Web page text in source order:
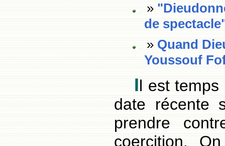
»
de
» Quand
Youssouf
Il est temps
date récente
prendre
coercition.